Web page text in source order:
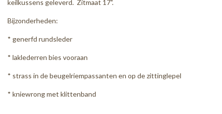
keilkussens geleverd. Zitmaat 17".
Bijzonderheden:
* generfd rundsleder
* laklederren bies vooraan
* strass in de beugelriempassanten en op de zittinglepel
* kniewrong met klittenband